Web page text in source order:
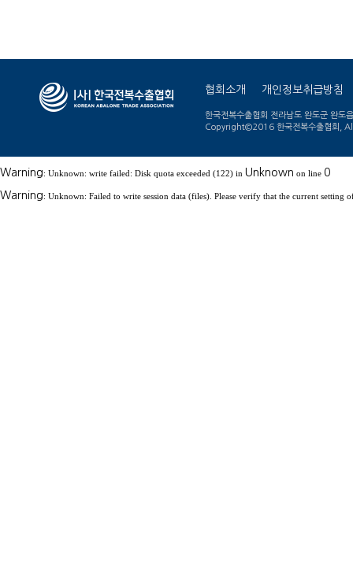
협회소개 개인정보취급방침
한국전복수출협회 전라남도 완도군
Copyright©2016 한국전복수출협회,
Warning: Unknown: write failed: Disk quota exceeded (122) in Unknown on line 0
Warning: Unknown: Failed to write session data (files). Please verify that the current setting